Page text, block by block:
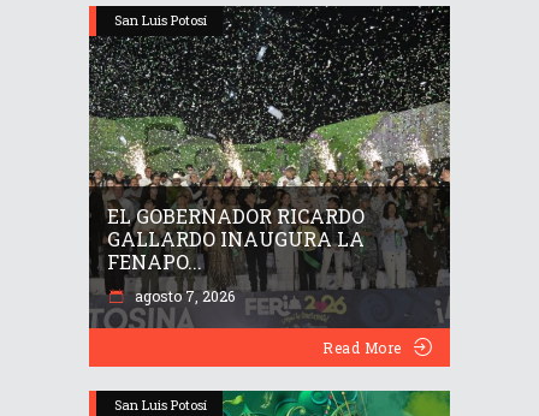
San Luis Potosí
EL GOBERNADOR RICARDO
GALLARDO INAUGURA LA
FENAPO...
agosto 7, 2026
Read More
San Luis Potosí